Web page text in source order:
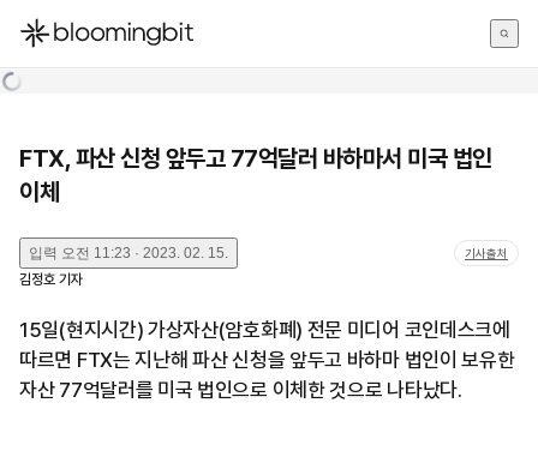
한국어
FTX, 파산 신청 앞두고 77억달러 바하마서 미국 법인
이체
입력 오전 11:23 · 2023. 02. 15. 기사출처
김정호 기자
15일(현지시간) 가상자산(암호화폐) 전문 미디어 코인데스크에
따르면 FTX는 지난해 파산 신청을 앞두고 바하마 법인이 보유한
자산 77억달러를 미국 법인으로 이체한 것으로 나타났다.